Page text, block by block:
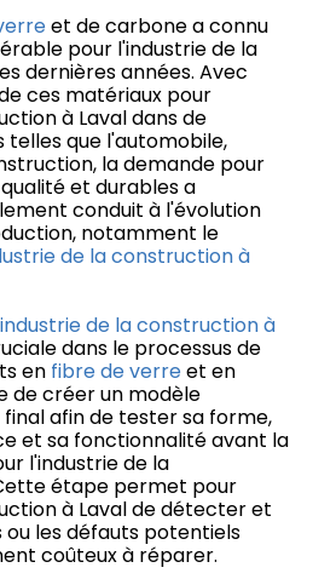
et de carbone a connu
pour l'industrie de la
dernières années. Avec
ces matériaux pour
à Laval dans de
telles que l'automobile,
la demande pour
et durables a
conduit à l'évolution
notamment le
de la construction à
de la construction à
dans le processus de
en fibre de verreet en
de créer un modèle
final afin de tester sa forme,
et sa fonctionnalité avant la
l'industrie de la
étape permet pour
à Laval de détecter et
les défauts potentiels
coûteux à réparer.